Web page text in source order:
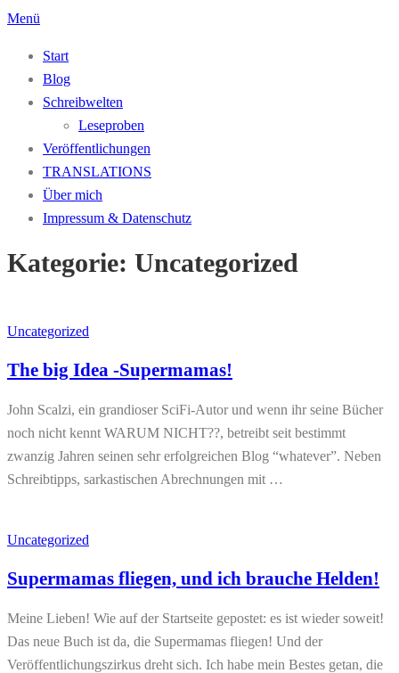
Zum
springen
Menü
Start
Blog
Schreibwelten
Leseproben
Veröffentlichungen
TRANSLATIONS
Über mich
Impressum & Datenschutz
Kategorie: Uncategorized
Uncategorized
The big Idea -Supermamas!
John Scalzi, ein grandioser SciFi-Autor und wenn ihr seine Bücher
noch nicht kennt WARUM NICHT??, betreibt seit bestimmt
zwanzig Jahren seinen sehr erfolgreichen Blog “whatever”. Neben
Schreibtipps, sarkastischen Abrechnungen mit …
Uncategorized
Supermamas fliegen, und ich brauche Helden!
Meine Lieben! Wie auf der Startseite gepostet: es ist wieder soweit!
Das neue Buch ist da, die Supermamas fliegen! Und der
Veröffentlichungszirkus dreht sich. Ich habe mein Bestes getan, die